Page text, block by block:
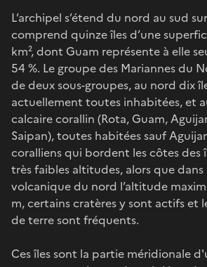
L’archipel s’étend du nord au sud
comprend quinze îles d’une
km², dont Guam représente à elle
54 %. Le groupe des Mariannes du
de deux sous-groupes, au nord dix
actuellement toutes inhabitées, et
calcaire corallin (Rota, Guam,
Saipan), toutes habitées sauf
coralliens qui bordent les côtes des
très faibles altitudes, alors que
volcanique du nord l’altitude
m, certains cratères y sont actifs et
de terre sont fréquents.
Ces îles sont la partie méridionale